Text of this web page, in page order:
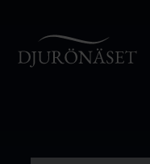
Djurönäset